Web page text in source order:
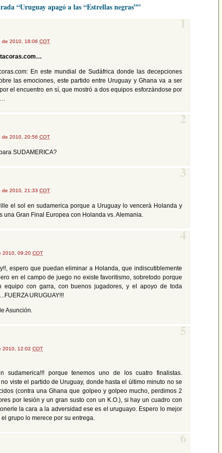
“Uruguay apagó a las “Estrellas negras””
2010, 18:06 COT
1
En este mundial de Sudáfrica donde las decepciones
las emociones, este partido entre Uruguay y Ghana va a ser
el encuentro en sí, que mostró a dos equipos esforzándose por
2010, 20:56 COT
2
SUDAMERICA?
2010, 21:33 COT
3
el sol en sudamerica porque a Uruguay lo vencerà Holanda y
una Gran Final Europea con Holanda vs. Alemania.
2010, 09:20 COT
4
espero que puedan eliminar a Holanda, que indiscutiblemente
en el campo de juego no existe favoritismo, sobretodo porque
equipo con garra, con buenos jugadores, y el apoyo de toda
URUGUAY!!!
Asunción.
2010, 12:02 COT
5
sudamerica!!! porque tenemos uno de los cuatro finalistas.
no viste el partido de Uruguay, donde hasta el último minuto no se
(contra una Ghana que golpeo y golpeo mucho, perdimos 2
por lesión y un gran susto con un K.O.), si hay un cuadro con
la cara a la adversidad ese es el uruguayo. Espero lo mejor
grupo lo merece por su entrega.
6